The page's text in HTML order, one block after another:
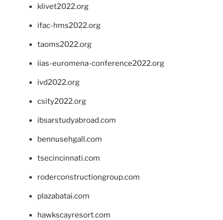
klivet2022.org
ifac-hms2022.org
taoms2022.org
iias-euromena-conference2022.org
ivd2022.org
csity2022.org
ibsarstudyabroad.com
bennusehgall.com
tsecincinnati.com
roderconstructiongroup.com
plazabatai.com
hawkscayresort.com